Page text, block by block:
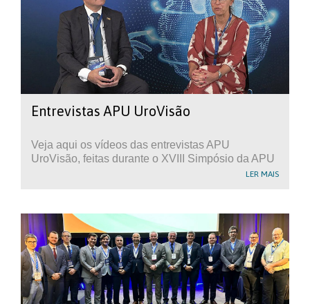
Entrevistas APU UroVisão
Veja aqui os vídeos das entrevistas APU
UroVisão, feitas durante o XVIII Simpósio da APU
LER MAIS